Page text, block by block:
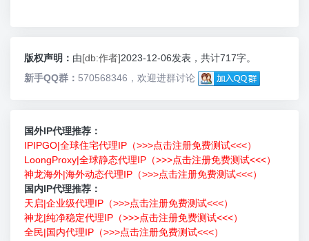
版权声明： 由[db:作者]2023-12-06发表，共计717字。
新手QQ群： 570568346，欢迎进群讨论
国外IP代理推荐：
IPIPGO|全球住宅代理IP（>>>点击注册免费测试<<<）
LoongProxy|全球静态代理IP（>>>点击注册免费测试<<<）
神龙海外|海外动态代理IP（>>>点击注册免费测试<<<）
国内IP代理推荐：
天启|企业级代理IP（>>>点击注册免费测试<<<）
神龙|纯净稳定代理IP（>>>点击注册免费测试<<<）
全民|国内代理IP（>>>点击注册免费测试<<<）